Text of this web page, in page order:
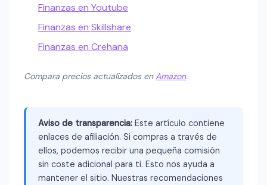
Finanzas en Youtube
Finanzas en Skillshare
Finanzas en Crehana
Compara precios actualizados enAmazon.
Aviso de transparencia: Este artículo contiene
enlaces de afiliación. Si compras a través de
ellos, podemos recibir una pequeña comisión
sin coste adicional para ti. Esto nos ayuda a
mantener el sitio. Nuestras recomendaciones